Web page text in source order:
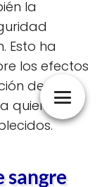
la
Esto ha
los efectos
de
quienes
sangre